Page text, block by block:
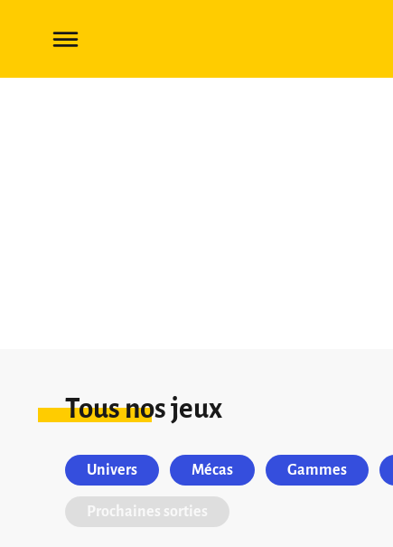
Tous nos jeux
Univers Mécas Gammes
Prochaines sorties